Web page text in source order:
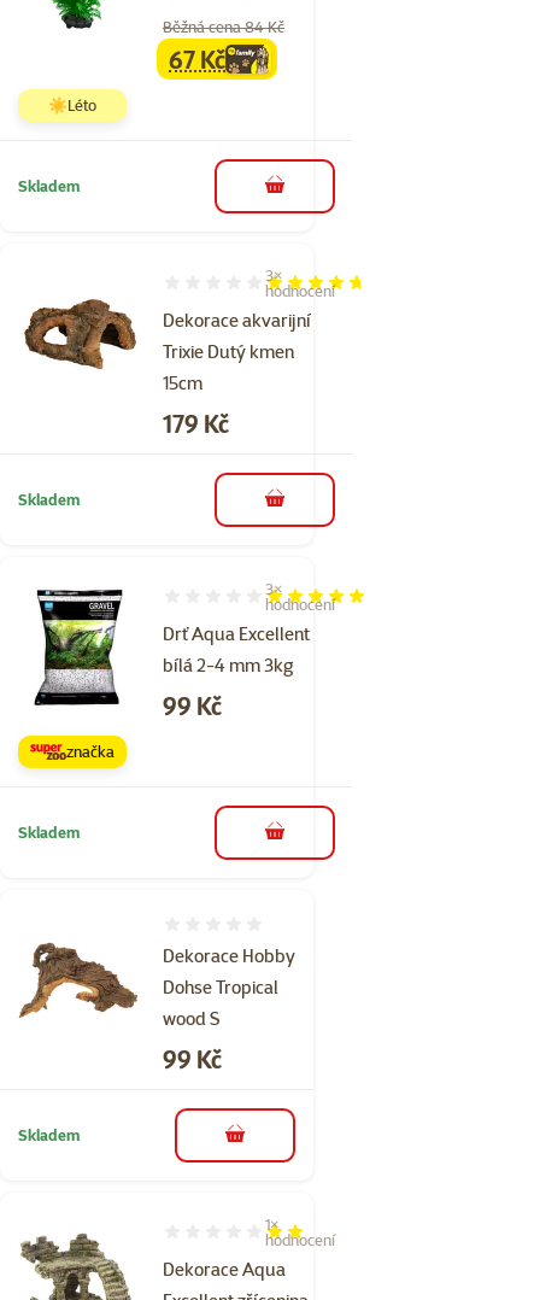
Běžná cena 84 Kč
familycena
67 Kč
☀️Léto
Skladem do košíku
Dekorace akvarijní
Trixie Dutý kmen
15cm
Hodnocení 93%, počet hodnocení: 3
3×
hodnocení
Cena
179 Kč
Skladem do košíku
Drť Aqua Excellent
bílá 2-4 mm 3kg
Hodnocení 100%, počet hodnocení: 3
3×
hodnocení
Cena
99 Kč
značka
Skladem do košíku
Dekorace Hobby
Dohse Tropical
wood S
Cena
99 Kč
Skladem do košíku
Dekorace Aqua
Hodnocení 40%, počet hodnocení: 1
1×
hodnocení